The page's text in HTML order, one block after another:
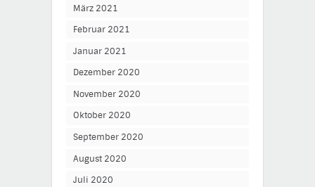
März 2021
Februar 2021
Januar 2021
Dezember 2020
November 2020
Oktober 2020
September 2020
August 2020
Juli 2020